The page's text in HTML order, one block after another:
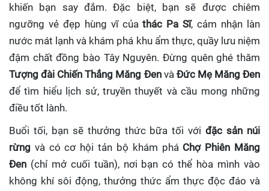
khiến bạn say đắm. Đặc biệt, bạn sẽ được chiêm
ngưỡng vẻ đẹp hùng vĩ củathác Pa Sĩ, cảm nhận làn
nước mát lạnh và khám phá khu ẩm thực, quầy lưu niệm
đậm chất đồng bào Tây Nguyên. Đừng quên ghé thăm
Tượng đài Chiến Thắng Măng Đenvà Đức Mẹ Măng Đen
để tìm hiểu lịch sử, truyền thuyết và cầu mong những
điều tốt lành.
Buổi tối, bạn sẽ thưởng thức bữa tối vớiđặc sản núi
rừng và có cơ hội tản bộ khám phá Chợ Phiên Măng
Đen (chỉ mở cuối tuần), nơi bạn có thể hòa mình vào
không khí sôi động, thưởng thức ẩm thực độc đáo và